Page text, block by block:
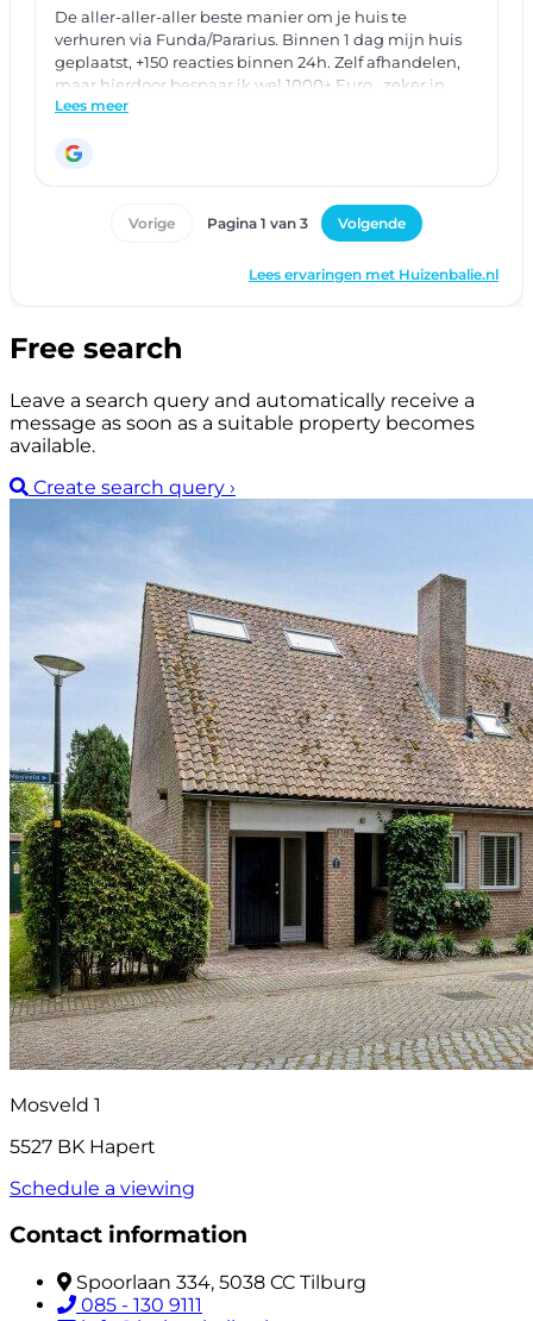
Free search
Leave a search query and automatically receive a
message as soon as a suitable property becomes
available.
Create search query ›
Mosveld 1
5527 BK Hapert
Schedule a viewing
Contact information
Spoorlaan 334, 5038 CC Tilburg
085 - 130 9111